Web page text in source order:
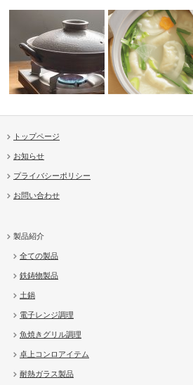
ド 浅型土鍋
トップページ
お知らせ
プライバシーポリシー
お問い合わせ
製品紹介
全ての製品
鉄鋳物製品
土鍋
電子レンジ調理
魚焼きグリル調理
卓上コンロアイテム
耐熱ガラス製品